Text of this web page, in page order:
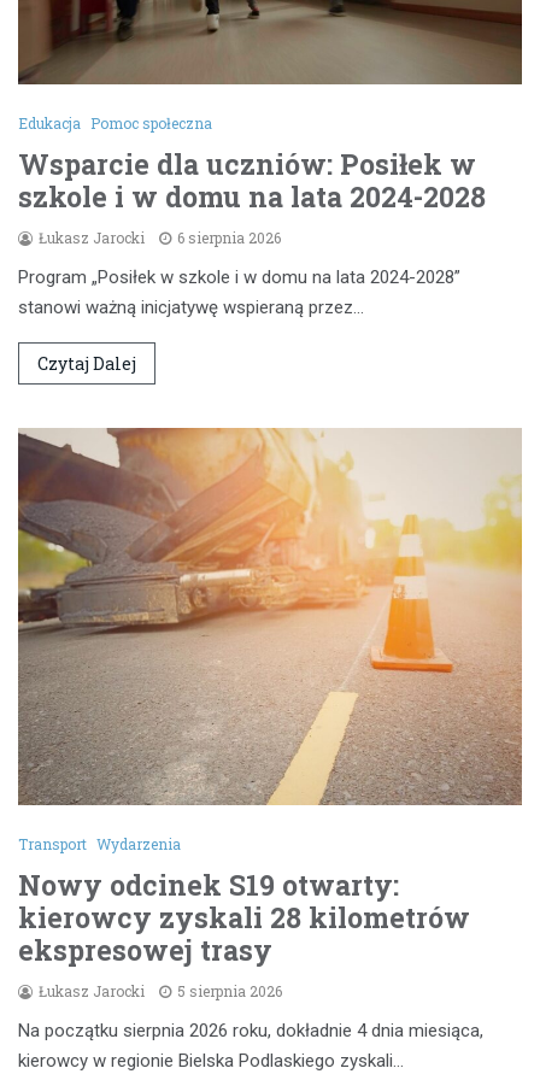
Edukacja Pomoc społeczna
Wsparcie dla uczniów: Posiłek w
szkole i w domu na lata 2024-2028
Łukasz Jarocki 6 sierpnia 2026
Program „Posiłek w szkole i w domu na lata 2024-2028”
stanowi ważną inicjatywę wspieraną przez…
Czytaj Dalej
Transport Wydarzenia
Nowy odcinek S19 otwarty:
kierowcy zyskali 28 kilometrów
ekspresowej trasy
Łukasz Jarocki 5 sierpnia 2026
Na początku sierpnia 2026 roku, dokładnie 4 dnia miesiąca,
kierowcy w regionie Bielska Podlaskiego zyskali…